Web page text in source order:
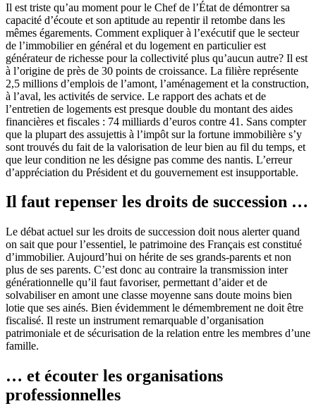
Il est triste qu’au moment pour le Chef de l’État de démontrer sa
capacité d’écoute et son aptitude au repentir il retombe dans les
mêmes égarements. Comment expliquer à l’exécutif que le secteur
de l’immobilier en général et du logement en particulier est
générateur de richesse pour la collectivité plus qu’aucun autre? Il est
à l’origine de près de 30 points de croissance. La filière représente
2,5 millions d’emplois de l’amont, l’aménagement et la construction,
à l’aval, les activités de service. Le rapport des achats et de
l’entretien de logements est presque double du montant des aides
financières et fiscales : 74 milliards d’euros contre 41. Sans compter
que la plupart des assujettis à l’impôt sur la fortune immobilière s’y
sont trouvés du fait de la valorisation de leur bien au fil du temps, et
que leur condition ne les désigne pas comme des nantis. L’erreur
d’appréciation du Président et du gouvernement est insupportable.
Il faut repenser les droits de succession …
Le débat actuel sur les droits de succession doit nous alerter quand
on sait que pour l’essentiel, le patrimoine des Français est constitué
d’immobilier. Aujourd’hui on hérite de ses grands-parents et non
plus de ses parents. C’est donc au contraire la transmission inter
générationnelle qu’il faut favoriser, permettant d’aider et de
solvabiliser en amont une classe moyenne sans doute moins bien
lotie que ses ainés. Bien évidemment le démembrement ne doit être
fiscalisé. Il reste un instrument remarquable d’organisation
patrimoniale et de sécurisation de la relation entre les membres d’une
famille.
… et écouter les organisations
professionnelles